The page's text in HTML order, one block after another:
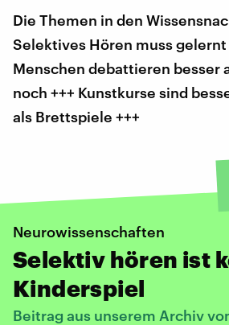
Die Themen in den
Selektives Hören muss gelernt
Menschen debattieren besser
noch +++ Kunstkurse sind
als Brettspiele +++
Neurowissenschaften
Selektiv hören ist
Kinderspiel
Beitrag aus unserem Archiv